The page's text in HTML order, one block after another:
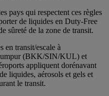
pays qui respectent ces règles
de liquides en Duty-Free
sûreté de la zone de transit.
en transit/escale à
(BKK/SIN/KUL) et
appliquent dorénavant
liquides, aérosols et gels et
le transit.